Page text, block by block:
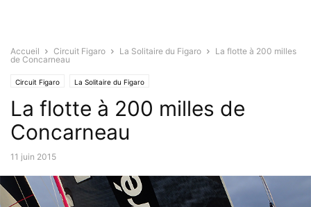
Accueil Circuit Figaro La Solitaire du Figaro
La flotte à 200 milles
de Concarneau
Circuit Figaro La Solitaire du Figaro
La flotte à 200 milles de
Concarneau
11 juin 2015